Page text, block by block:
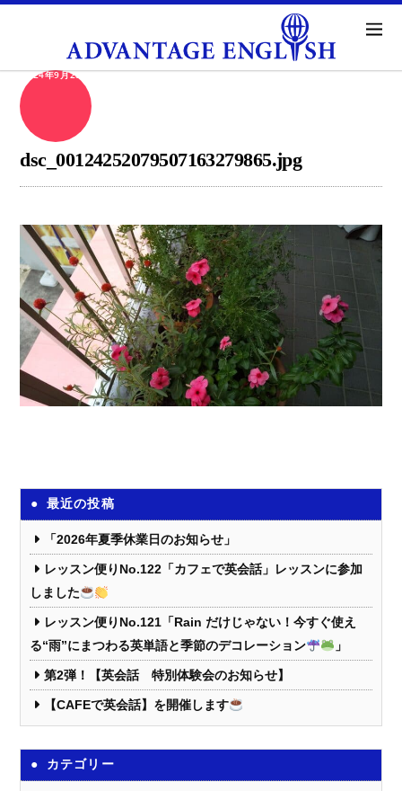
2024年9月28日
dsc_00124252079507163279865.jpg
最近の投稿
「2026年夏季休業日のお知らせ」
レッスン便りNo.122「カフェで英会話」レッスンに参加
しました
レッスン便りNo.121「Rain だけじゃない！今すぐ使え
る“雨”にまつわる英単語と季節のデコレーション
」
第2弾！【英会話 特別体験会のお知らせ】
【CAFEで英会話】を開催します
カテゴリー